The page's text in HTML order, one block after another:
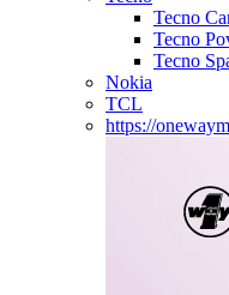
Tecno
Tecno
Tecno
Nokia
TCL
https://